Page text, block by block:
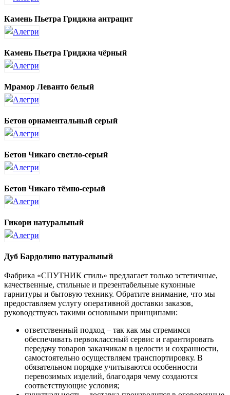
Камень Пьетра Гриджиа антрацит
Камень Пьетра Гриджиа чёрный
Мрамор Леванто белый
Бетон орнаментальный серый
Бетон Чикаго светло-серый
Бетон Чикаго тёмно-серый
Гикори натуральный
Дуб Бардолино натуральный
Фабрика «СПУТНИК стиль» предлагает только эстетичные,
качественные, стильные и презентабельные кухонные
гарнитуры и бытовую технику. Обратите внимание, что мы
предоставляем услугу оперативной доставки заказов,
руководствуясь такими основными принципами:
ответственный подход – так как мы стремимся
обеспечивать первоклассный сервис и гарантировать
передачу товаров заказчикам в целости и сохранности,
самостоятельно осуществляем транспортировку. В
обязательном порядке учитываются особенности
перевозимых изделий, благодаря чему создаются
соответствующие условия;